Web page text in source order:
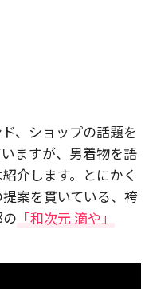
、ショップの話題を
ますが、男着物を語
介します。とにかく
案を貫いている、袴
「和次元 滴や」